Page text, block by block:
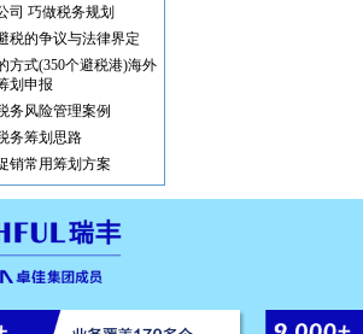
司 巧做税务规划
税的争议与法律界定
方式(350个避税港)海外
划申报
务风险管理案例
务筹划思路
销常用筹划方案